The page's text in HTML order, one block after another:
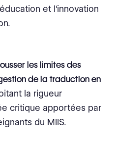
et l'innovation
les limites des
de la traduction en
la rigueur
critique apportées par
du MIIS.